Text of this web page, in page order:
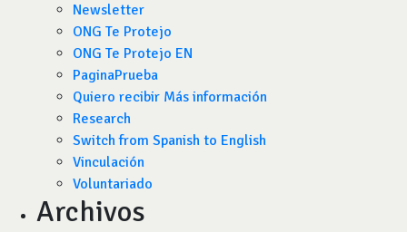
Newsletter
ONG Te Protejo
ONG Te Protejo EN
PaginaPrueba
Quiero recibir Más información
Research
Switch from Spanish to English
Vinculación
Voluntariado
Archivos